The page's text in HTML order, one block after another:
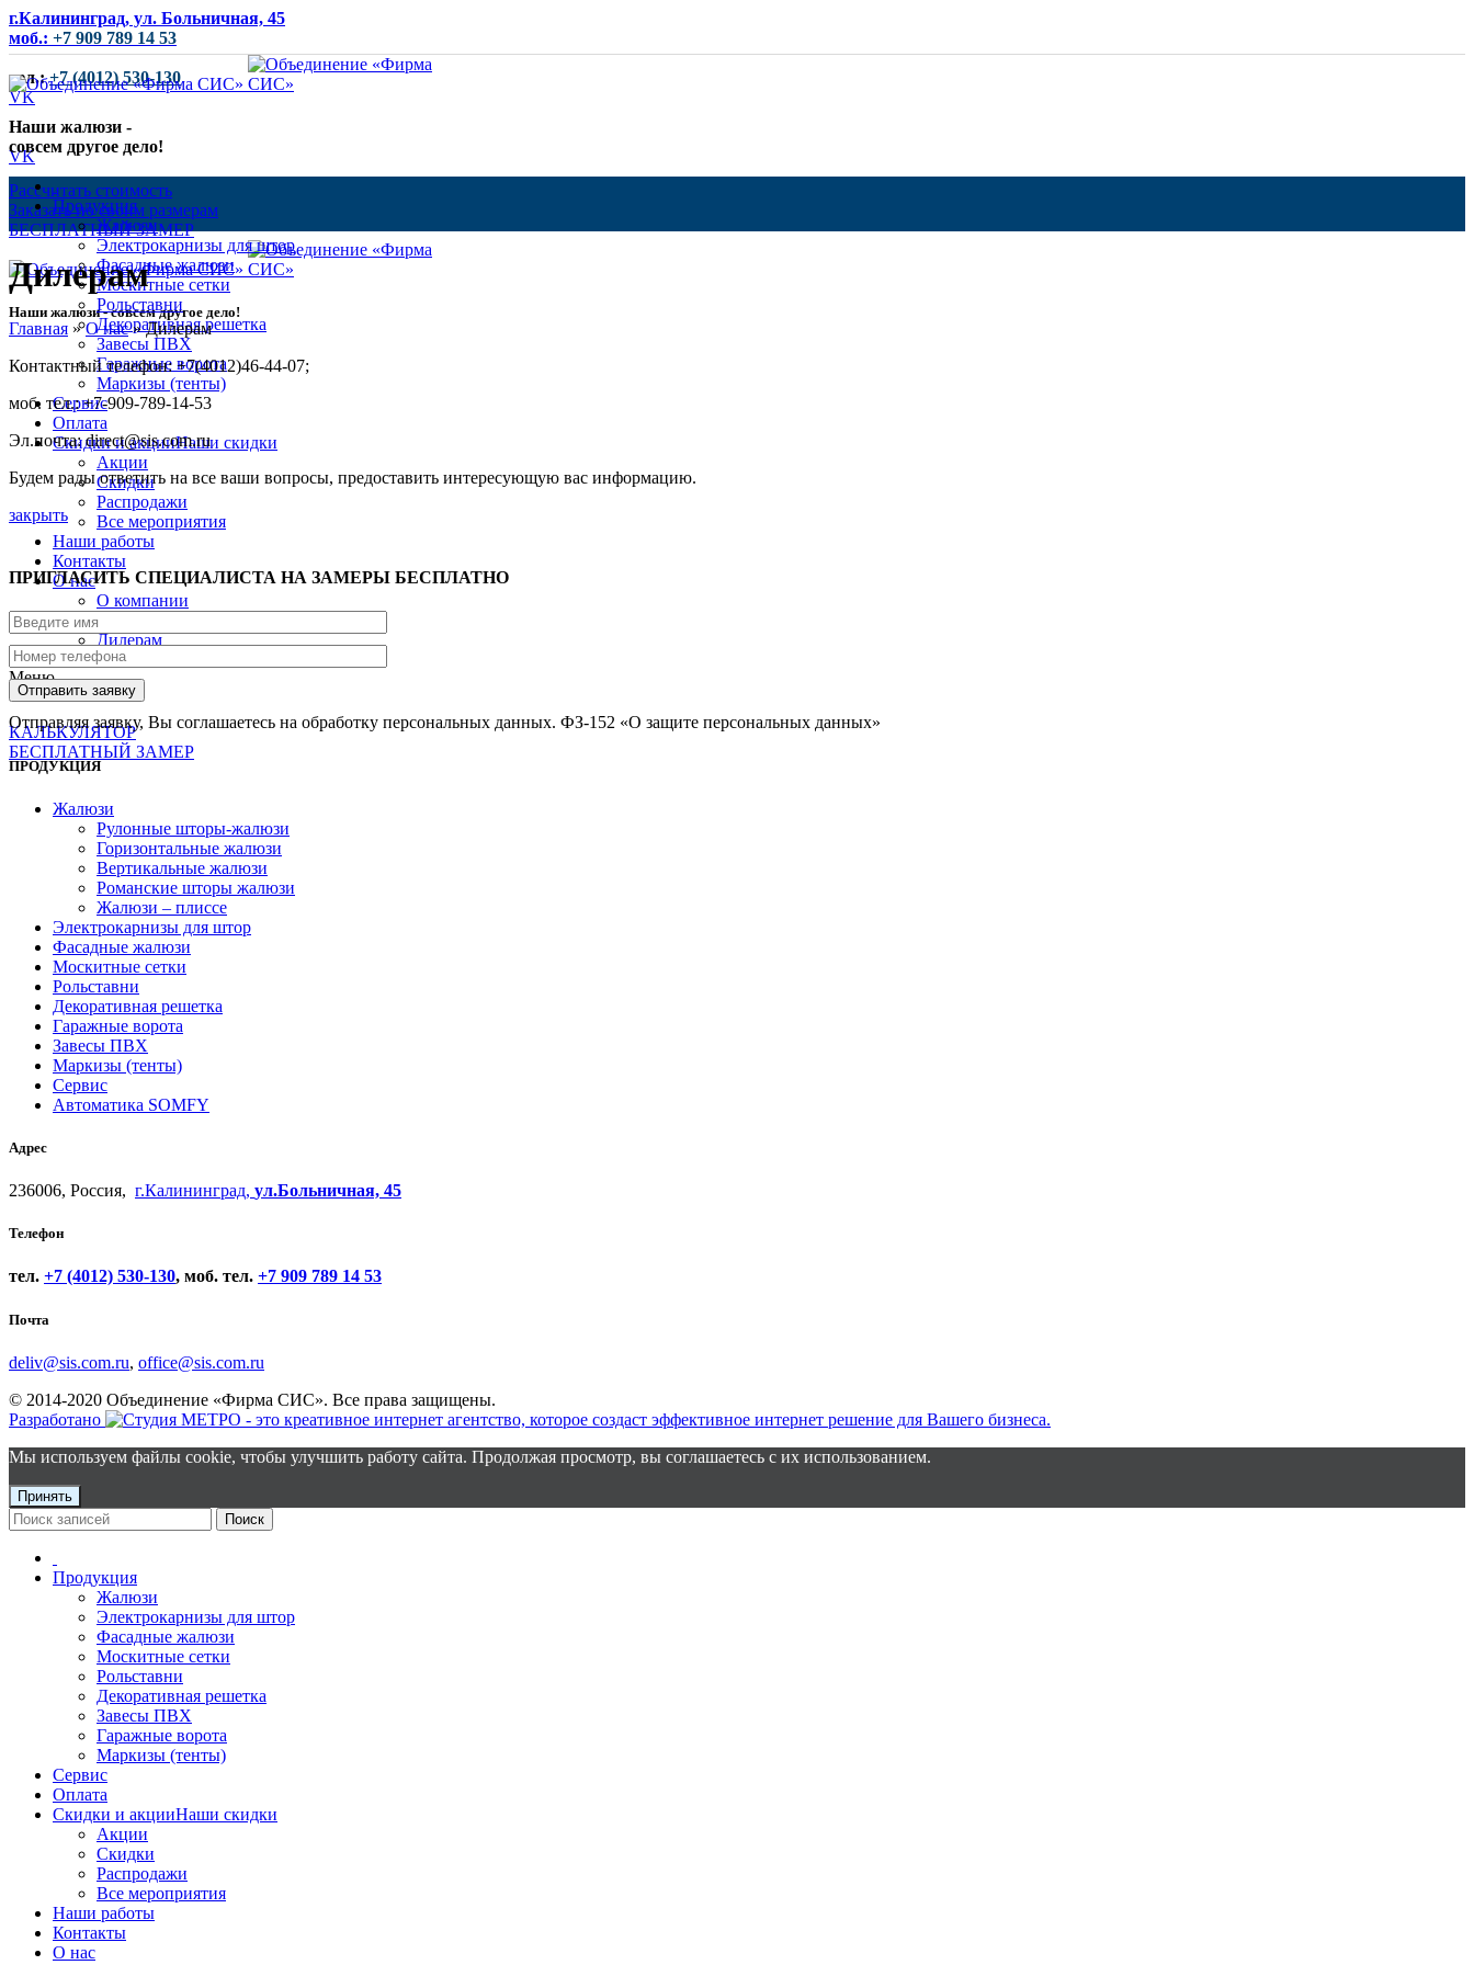
г.Калининград, ул. Больничная, 45
моб.: +7 909 789 14 53
тел.:+7 (4012) 530-130
VK
VK
Наши жалюзи -
совсем другое дело!
Рассчитать стоимость
Заказать по своим размерам
БЕСПЛАТНЫЙ ЗАМЕР
Наши жалюзи - совсем другое дело!
Продукция
Жалюзи
Электрокарнизы для штор
Фасадные жалюзи
Москитные сетки
Рольставни
Декоративная решетка
Завесы ПВХ
Гаражные ворота
Маркизы (тенты)
Сервис
Оплата
Скидки и акцииНаши скидки
Акции
Скидки
Распродажи
Все мероприятия
Наши работы
Контакты
О нас
О компании
Наша команда
Дилерам
Меню
КАЛЬКУЛЯТОР
БЕСПЛАТНЫЙ ЗАМЕР
Дилерам
Главная »О нас»Дилерам
Контактный телефон: +7(4012)46-44-07;
моб. тел.: +7-909-789-14-53
Эл.почта: direct@sis.com.ru
Будем рады ответить на все ваши вопросы, предоставить интересующую вас информацию.
закрыть
ПРИГЛАСИТЬ СПЕЦИАЛИСТА НА ЗАМЕРЫ БЕСПЛАТНО
Отправляя заявку, Вы соглашаетесь на обработку персональных данных. ФЗ-152 «О защите персональных данных»
ПРОДУКЦИЯ
Жалюзи
Рулонные шторы-жалюзи
Горизонтальные жалюзи
Вертикальные жалюзи
Романские шторы жалюзи
Жалюзи – плиссе
Электрокарнизы для штор
Фасадные жалюзи
Москитные сетки
Рольставни
Декоративная решетка
Гаражные ворота
Завесы ПВХ
Маркизы (тенты)
Сервис
Автоматика SOMFY
Адрес
236006, Россия, г.Калининград, ул.Больничная, 45
Телефон
тел. +7 (4012) 530-130, моб. тел. +7 909 789 14 53
Почта
deliv@sis.com.ru, office@sis.com.ru
© 2014-2020 Объединение «Фирма СИС». Все права защищены.
Разработано
Мы используем файлы cookie, чтобы улучшить работу сайта. Продолжая просмотр, вы соглашаетесь с их использованием.
Принять
Поиск
Продукция
Жалюзи
Электрокарнизы для штор
Фасадные жалюзи
Москитные сетки
Рольставни
Декоративная решетка
Завесы ПВХ
Гаражные ворота
Маркизы (тенты)
Сервис
Оплата
Скидки и акцииНаши скидки
Акции
Скидки
Распродажи
Все мероприятия
Наши работы
Контакты
О нас